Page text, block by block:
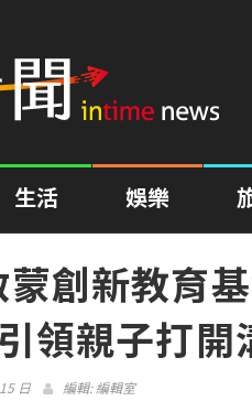
生活 娛樂
創新教育
親子打開
日 編輯:編輯室